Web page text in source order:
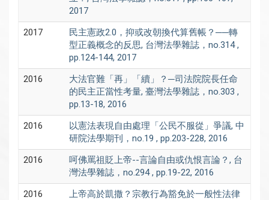
2017
2017
民主憲政2.0，抑或改朝換代算舊帳？──轉
型正義概念的反思, 台灣法學雜誌，no.314 ,
pp.124-144, 2017
2016
大法官難「再」「續」？─司法院院長任命
的民主正當性考量, 臺灣法學雜誌，no.303 ,
pp.13-18, 2016
2016
以憲法表現自由處理「公民不服從」爭議, 中
研院法學期刊，no.19 , pp.203-228, 2016
2016
呵佛罵祖貶上帝--言論自由或仇恨言論？, 台
灣法學雜誌，no.294 , pp.19-22, 2016
2016
上帝高於凱撒？宗教行為豁免於一般性法律